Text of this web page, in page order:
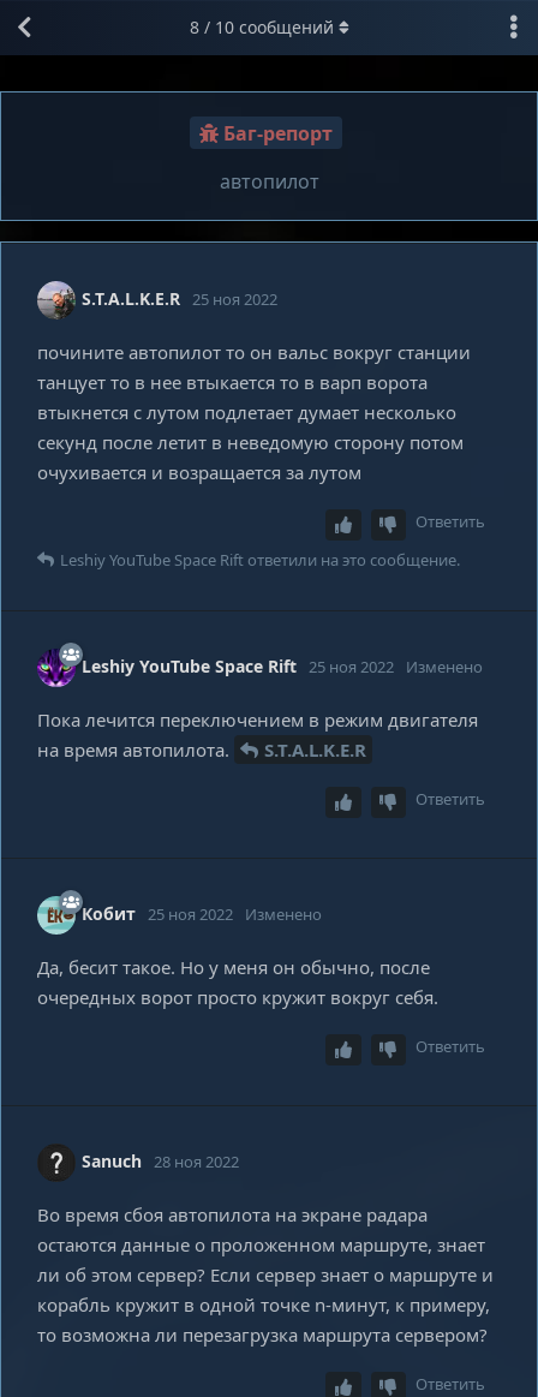
Баг-репорт
автопилот
8/ 10сообщений
S.T.A.L.K.E.R 25 ноя 2022
почините автопилот то он вальс вокруг станции
танцует то в нее втыкается то в варп ворота
втыкнется с лутом подлетает думает несколько
секунд после летит в неведомую сторону потом
очухивается и возращается за лутом
Ответить
Leshiy YouTube Space Rift ответили на это сообщение.
Leshiy YouTube Space Rift 25 ноя 2022 Изменено
Пока лечится переключением в режим двигателя
на время автопилота.
S.T.A.L.K.E.R
Ответить
Кобит 25 ноя 2022 Изменено
Да, бесит такое. Но у меня он обычно, после
очередных ворот просто кружит вокруг себя.
Ответить
Sanuch 28 ноя 2022
Во время сбоя автопилота на экране радара
остаются данные о проложенном маршруте, знает
ли об этом сервер? Если сервер знает о маршруте и
корабль кружит в одной точке n-минут, к примеру,
то возможна ли перезагрузка маршрута сервером?
Ответить